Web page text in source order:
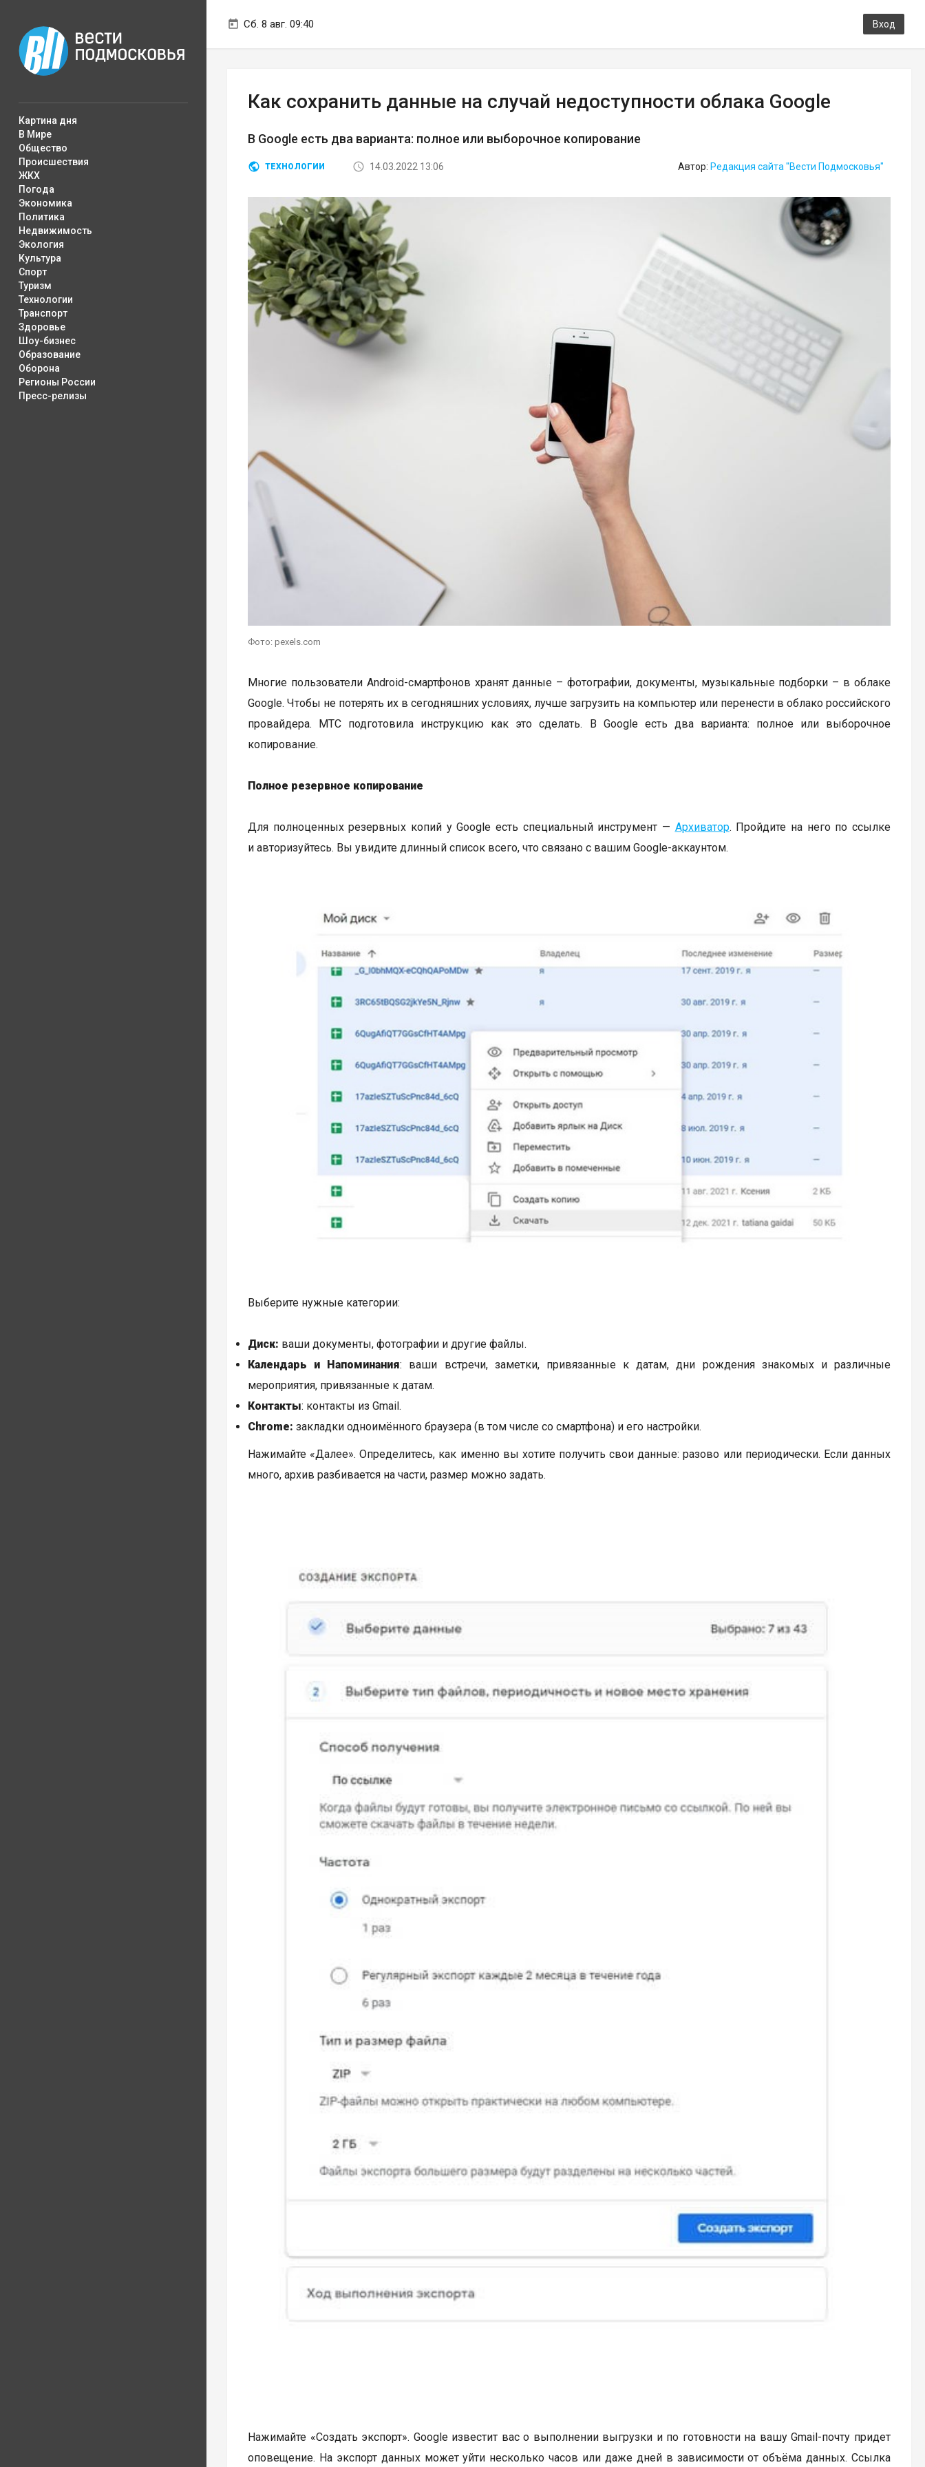
Сб. 8 авг. 09:40 Вход
Картина дня
В Мире
Общество
Происшествия
ЖКХ
Погода
Экономика
Политика
Недвижимость
Экология
Культура
Спорт
Туризм
Технологии
Транспорт
Здоровье
Шоу-бизнес
Образование
Оборона
Регионы России
Пресс-релизы
Как сохранить данные на случай недоступности облака Google
В Google есть два варианта: полное или выборочное копирование
ТЕХНОЛОГИИ 14.03.2022 13:06 Автор: Редакция сайта "Вести Подмосковья"
Фото: pexels.com
Многие пользователи Android-смартфонов хранят данные – фотографии, документы, музыкальные подборки – в облаке
Google. Чтобы не потерять их в сегодняшних условиях, лучше загрузить на компьютер или перенести в облако российского
провайдера. МТС подготовила инструкцию как это сделать. В Google есть два варианта: полное или выборочное
копирование.
Полное резервное копирование
Для полноценных резервных копий у Google есть специальный инструмент — Архиватор. Пройдите на него по ссылке
и авторизуйтесь. Вы увидите длинный список всего, что связано с вашим Google-аккаунтом.
Выберите нужные категории:
Диск: ваши документы, фотографии и другие файлы.
Календарь и Напоминания: ваши встречи, заметки, привязанные к датам, дни рождения знакомых и различные
мероприятия, привязанные к датам.
Контакты: контакты из Gmail.
Chrome: закладки одноимённого браузера (в том числе со смартфона) и его настройки.
Нажимайте «Далее». Определитесь, как именно вы хотите получить свои данные: разово или периодически. Если данных
много, архив разбивается на части, размер можно задать.
Нажимайте «Создать экспорт». Google известит вас о выполнении выгрузки и по готовности на вашу Gmail-почту придет
оповещение. На экспорт данных может уйти несколько часов или даже дней в зависимости от объёма данных. Ссылка